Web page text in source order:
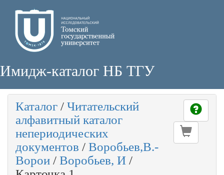
Имидж-каталог НБ ТГУ
Каталог / Читательский
алфавитный каталог
непериодических
документов / Воробьев,В.-
Ворои / Воробьев, И /